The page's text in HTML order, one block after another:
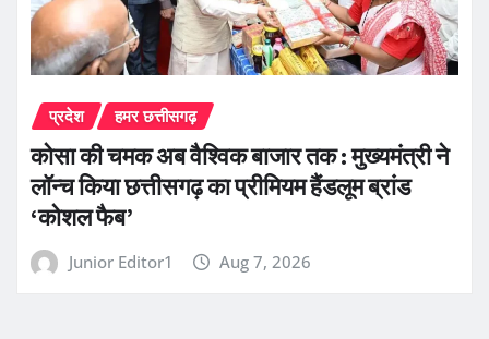
प्रदेश हमर छत्तीसगढ़
कोसा की चमक अब वैश्विक बाजार तक : मुख्यमंत्री ने
लॉन्च किया छत्तीसगढ़ का प्रीमियम हैंडलूम ब्रांड
‘कोशल फैब’
Junior Editor1 Aug 7, 2026